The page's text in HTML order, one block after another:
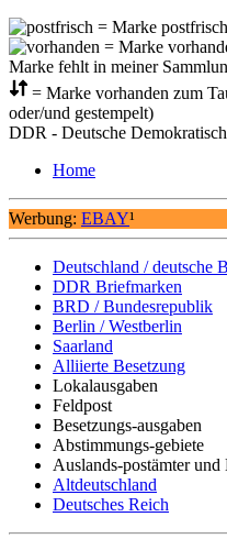
= Marke
= Marke
Marke fehlt in meiner
= Marke vorhanden zum
oder/und gestempelt)
DDR - Deutsche
Home
Werbung: EBAY¹
Deutschland / deutsche
DDR Briefmarken
BRD / Bundesrepublik
Berlin / Westberlin
Saarland
Alliierte Besetzung
Lokalausgaben
Feldpost
Besetzungs-ausgaben
Abstimmungs-gebiete
Auslands-postämter
Altdeutschland
Deutsches Reich